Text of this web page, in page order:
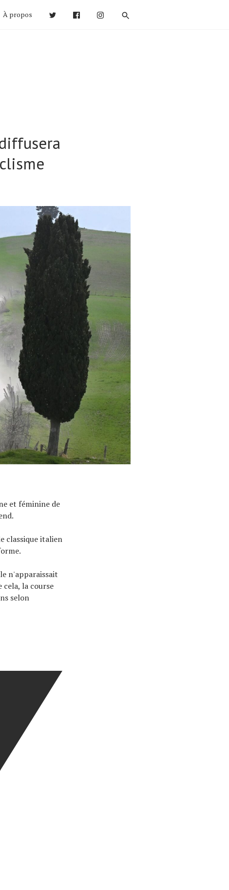
À propos
et féminine de
classique italien
n'apparaissait
cela, la course
selon